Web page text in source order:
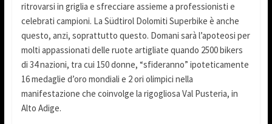
ritrovarsi in griglia e sfrecciare assieme a professionisti e
celebrati campioni. La Südtirol Dolomiti Superbike è anche
questo, anzi, soprattutto questo. Domani sarà l’apoteosi per
molti appassionati delle ruote artigliate quando 2500 bikers
di 34 nazioni, tra cui 150 donne, “sfideranno” ipoteticamente
16 medaglie d’oro mondiali e 2 ori olimpici nella
manifestazione che coinvolge la rigogliosa Val Pusteria, in
Alto Adige.